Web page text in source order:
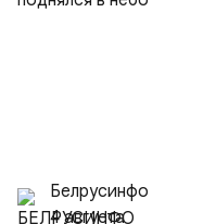
Белрусинфо
4 августа